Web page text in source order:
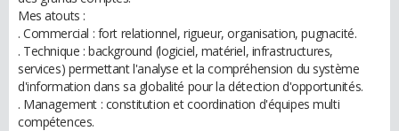
Mes atouts :
. Commercial : fort relationnel, rigueur, organisation, pugnacité.
. Technique : background (logiciel, matériel, infrastructures,
services) permettant l'analyse et la compréhension du système
d'information dans sa globalité pour la détection d'opportunités.
. Management : constitution et coordination d'équipes multi
compétences.